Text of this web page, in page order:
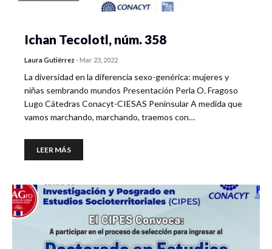
Ichan Tecolotl, núm. 358
Laura Gutiérrez -Mar 23, 2022
La diversidad en la diferencia sexo-genérica: mujeres y
niñas sembrando mundos Presentación Perla O. Fragoso
Lugo Cátedras Conacyt-CIESAS Peninsular A medida que
vamos marchando, marchando, traemos con…
LEER MÁS